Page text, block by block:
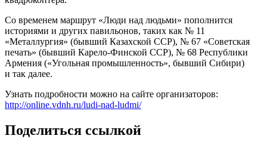
Со временем маршрут «Люди над людьми» пополнится
историями и других павильонов, таких как № 11
«Металлургия» (бывший Казахской ССР), № 67 «Советская
печать» (бывший Карело-Финской ССР), № 68 Республики
Армения («Угольная промышленность», бывший Сибири)
и так далее.
Узнать подробности можно на сайте организаторов:
http://online.vdnh.ru/ludi-nad-ludmi/
Поделиться ссылкой